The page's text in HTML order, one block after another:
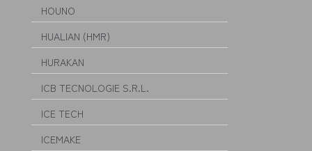
HOUNO
HUALIAN (HMR)
HURAKAN
ICB TECNOLOGIE S.R.L.
ICE TECH
ICEMAKE